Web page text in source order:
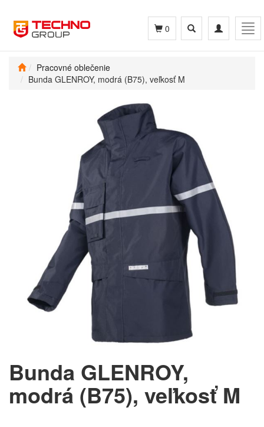
Toggle
navigation
Toggle
search
0
Pracovné oblečenie
Bunda GLENROY, modrá (B75), veľkosť M
Bunda GLENROY,
modrá (B75), veľkosť M